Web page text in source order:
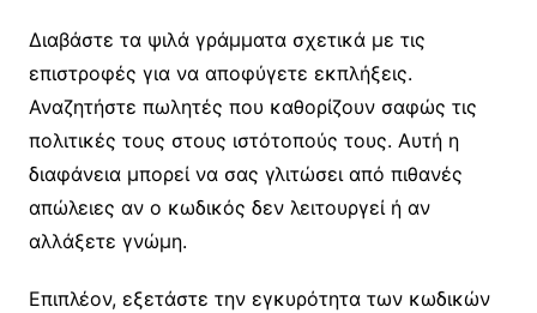
Διαβάστε τα ψιλά γράμματα σχετικά με τις
επιστροφές για να αποφύγετε εκπλήξεις.
Αναζητήστε πωλητές που καθορίζουν σαφώς τις
πολιτικές τους στους ιστότοπούς τους. Αυτή η
διαφάνεια μπορεί να σας γλιτώσει από πιθανές
απώλειες αν ο κωδικός δεν λειτουργεί ή αν
αλλάξετε γνώμη.
Επιπλέον, εξετάστε την εγκυρότητα των κωδικών